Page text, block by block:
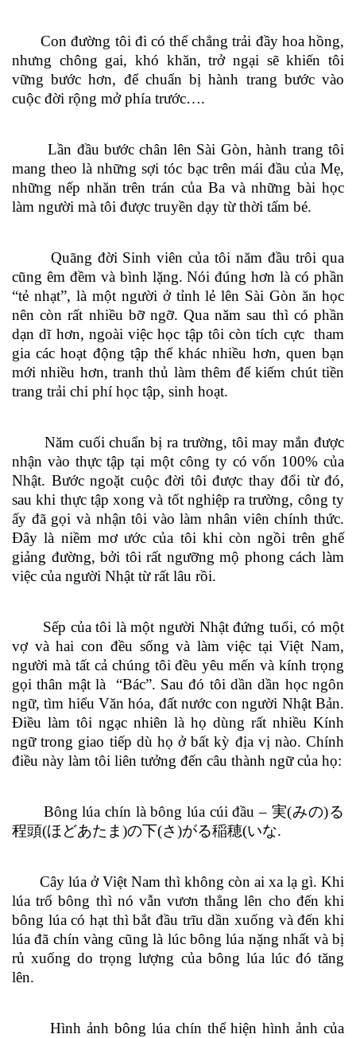
Con đường tôi đi có thể chẳng trải đầy hoa hồng,
nhưng chông gai, khó khăn, trở ngại sẽ khiến tôi
vững bước hơn, để chuẩn bị hành trang bước vào
cuộc đời rộng mở phía trước….
Lần đầu bước chân lên Sài Gòn, hành trang tôi
mang theo là những sợi tóc bạc trên mái đầu của Mẹ,
những nếp nhăn trên trán của Ba và những bài học
làm người mà tôi được truyền dạy từ thời tấm bé.
Quãng đời Sinh viên của tôi năm đầu trôi qua
cũng êm đềm và bình lặng. Nói đúng hơn là có phần
“tẻ nhạt”, là một người ở tỉnh lẻ lên Sài Gòn ăn học
nên còn rất nhiều bỡ ngỡ. Qua năm sau thì có phần
dạn dĩ hơn, ngoài việc học tập tôi còn tích cực tham
gia các hoạt động tập thể khác nhiều hơn, quen bạn
mới nhiều hơn, tranh thủ làm thêm để kiếm chút tiền
trang trải chi phí học tập, sinh hoạt.
Năm cuối chuẩn bị ra trường, tôi may mắn được
nhận vào thực tập tại một công ty có vốn 100% của
Nhật. Bước ngoặt cuộc đời tôi được thay đổi từ đó,
sau khi thực tập xong và tốt nghiệp ra trường, công ty
ấy đã gọi và nhận tôi vào làm nhân viên chính thức.
Đây là niềm mơ ước của tôi khi còn ngồi trên ghế
giảng đường, bởi tôi rất ngưỡng mộ phong cách làm
việc của người Nhật từ rất lâu rồi.
Sếp của tôi là một người Nhật đứng tuổi, có một
vợ và hai con đều sống và làm việc tại Việt Nam,
người mà tất cả chúng tôi đều yêu mến và kính trọng
gọi thân mật là “Bác”. Sau đó tôi dần dần học ngôn
ngữ, tìm hiểu Văn hóa, đất nước con người Nhật Bản.
Điều làm tôi ngạc nhiên là họ dùng rất nhiều Kính
ngữ trong giao tiếp dù họ ở bất kỳ địa vị nào. Chính
điều này làm tôi liên tưởng đến câu thành ngữ của họ:
Bông lúa chín là bông lúa cúi đầu – 実(みの)る
程頭(ほどあたま)の下(さ)がる稲穂(いな.
Cây lúa ở Việt Nam thì không còn ai xa lạ gì. Khi
lúa trổ bông thì nó vẫn vươn thẳng lên cho đến khi
bông lúa có hạt thì bắt đầu trĩu dần xuống và đến khi
lúa đã chín vàng cũng là lúc bông lúa nặng nhất và bị
rủ xuống do trọng lượng của bông lúa lúc đó tăng
lên.
Hình ảnh bông lúa chín thể hiện hình ảnh của